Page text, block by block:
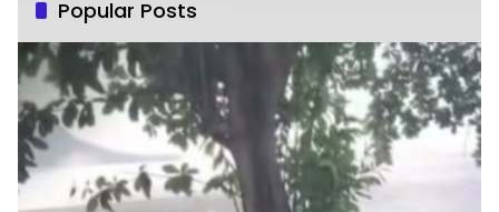
Popular Posts